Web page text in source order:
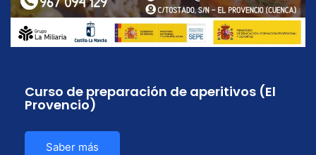
Curso de preparación de aperitivos (El
Provencio)
Saber más